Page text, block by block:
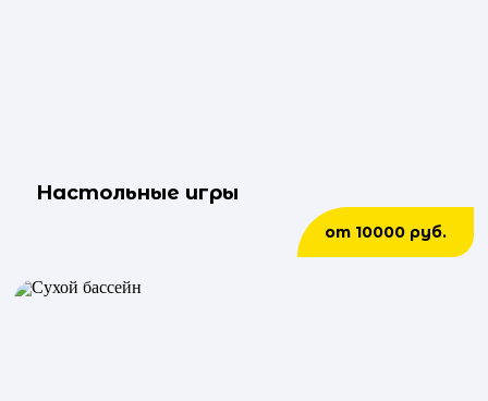
Настольные игры
от 10000 руб.